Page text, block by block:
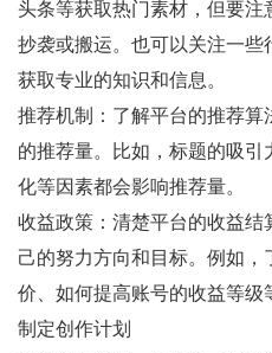
头条等获取热门素材，但要
抄袭或搬运。也可以关注一些
获取专业的知识和信息。
推荐机制：了解平台的推荐
的推荐量。比如，标题的吸
化等因素都会影响推荐量。
收益政策：清楚平台的收益结
己的努力方向和目标。例如
价、如何提高账号的收益等级
制定创作计划